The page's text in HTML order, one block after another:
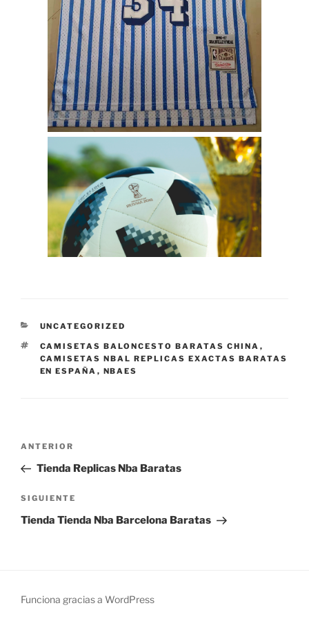
CATEGORÍAS
UNCATEGORIZED
ETIQUETAS
CAMISETAS BALONCESTO BARATAS CHINA ,
CAMISETAS NBAL REPLICAS EXACTAS BARATAS
EN ESPAÑA , NBAES
Navegación
entradas
Entrada
anterior:
ANTERIOR
Tienda Replicas Nba Baratas
Siguiente
entrada
SIGUIENTE
Tienda Tienda Nba Barcelona Baratas
Funciona gracias a WordPress